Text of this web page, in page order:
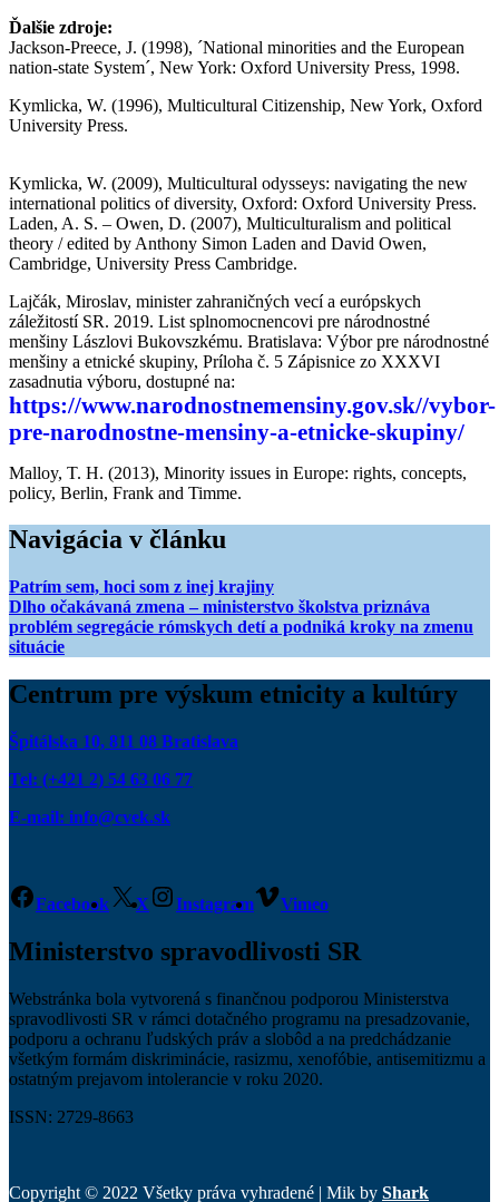
Ďalšie zdroje:
Jackson-Preece, J. (1998), ´National minorities and the European
nation-state System´, New York: Oxford University Press, 1998.
Kymlicka, W. (1996), Multicultural Citizenship, New York, Oxford
University Press.
Kymlicka, W. (2009), Multicultural odysseys: navigating the new
international politics of diversity, Oxford: Oxford University Press.
Laden, A. S. – Owen, D. (2007), Multiculturalism and political
theory / edited by Anthony Simon Laden and David Owen,
Cambridge, University Press Cambridge.
Lajčák, Miroslav, minister zahraničných vecí a európskych
záležitostí SR. 2019. List splnomocnencovi pre národnostné
menšiny Lászlovi Bukovszkému. Bratislava: Výbor pre národnostné
menšiny a etnické skupiny, Príloha č. 5 Zápisnice zo XXXVI
zasadnutia výboru, dostupné na:
https://www.narodnostnemensiny.gov.sk//vybor-
pre-narodnostne-mensiny-a-etnicke-skupiny/
Malloy, T. H. (2013), Minority issues in Europe: rights, concepts,
policy, Berlin, Frank and Timme.
Navigácia v článku
Patrím sem, hoci som z inej krajiny
Dlho očakávaná zmena – ministerstvo školstva priznáva
problém segregácie rómskych detí a podniká kroky na zmenu
situácie
Centrum pre výskum etnicity a kultúry
Špitálska 10, 811 08 Bratislava
Tel: (+421 2) 54 63 06 77
E-mail: info@cvek.sk
Facebook X Instagram Vimeo
Ministerstvo spravodlivosti SR
Webstránka bola vytvorená s finančnou podporou Ministerstva
spravodlivosti SR v rámci dotačného programu na presadzovanie,
podporu a ochranu ľudských práv a slobôd a na predchádzanie
všetkým formám diskriminácie, rasizmu, xenofóbie, antisemitizmu a
ostatným prejavom intolerancie v roku 2020.
ISSN: 2729-8663
Copyright © 2022 Všetky práva vyhradené | Mik by Shark